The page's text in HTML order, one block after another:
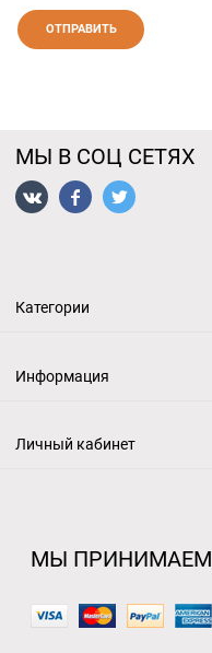
МЫ В СОЦ СЕТЯХ
Категории
Информация
Личный кабинет
МЫ ПРИНИМАЕМ